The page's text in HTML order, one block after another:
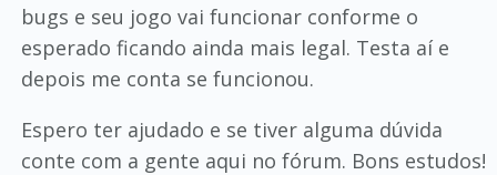
bugs e seu jogo vai funcionar conforme o
esperado ficando ainda mais legal. Testa aí e
depois me conta se funcionou.
Espero ter ajudado e se tiver alguma dúvida
conte com a gente aqui no fórum. Bons estudos!